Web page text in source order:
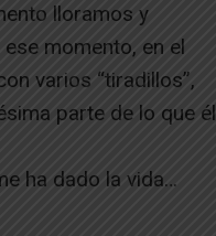
lloramos y
momento, en el
varios “tiradillos”,
parte de lo que él
ha dado la vida…